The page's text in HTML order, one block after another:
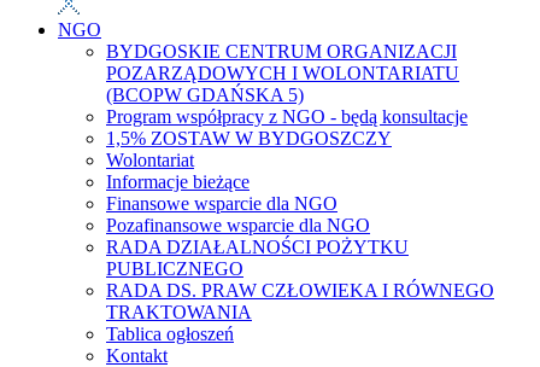
NGO
BYDGOSKIE CENTRUM ORGANIZACJI
POZARZĄDOWYCH I WOLONTARIATU
(BCOPW GDAŃSKA 5)
Program współpracy z NGO - będą konsultacje
1,5% ZOSTAW W BYDGOSZCZY
Wolontariat
Informacje bieżące
Finansowe wsparcie dla NGO
Pozafinansowe wsparcie dla NGO
RADA DZIAŁALNOŚCI POŻYTKU
PUBLICZNEGO
RADA DS. PRAW CZŁOWIEKA I RÓWNEGO
TRAKTOWANIA
Tablica ogłoszeń
Kontakt